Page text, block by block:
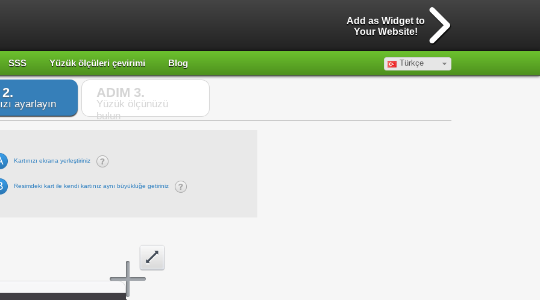
Add as Widget to
Your Website!
SSS Yüzük ölçüleri çevirimi Blog Türkçe
ayarlayın
ADIM 3.
Yüzük ölçünüzü
bulun
Kartınızı ekrana yerleştiriniz
Resimdeki kart ile kendi kartınız aynı büyüklüğe getiriniz